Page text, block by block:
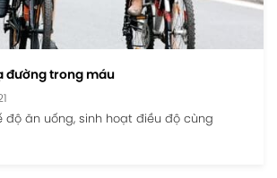
đường trong máu
độ ăn uống, sinh hoạt điều độ cùng